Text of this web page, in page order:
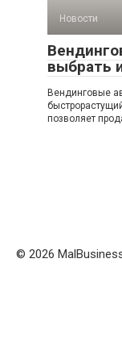
Новости
выбрать
Вендинговые
позволяет
© 2026